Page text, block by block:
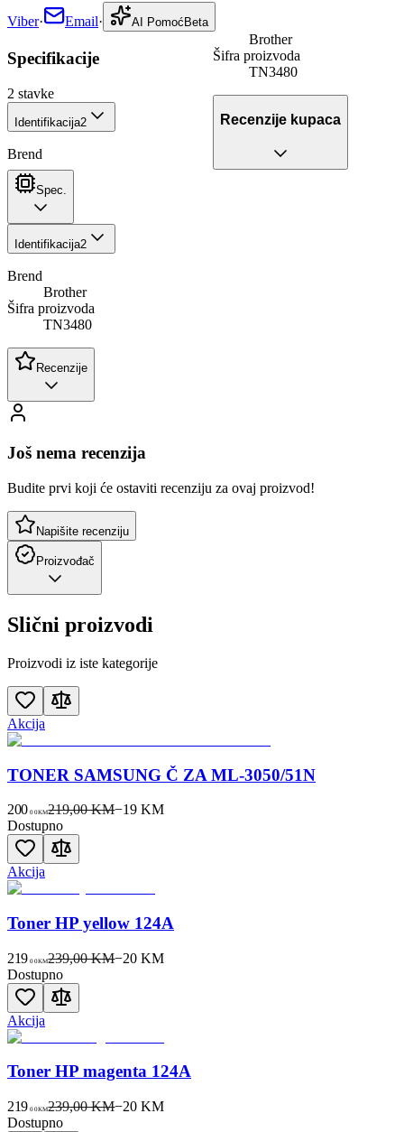
Viber· Email· AI Pomoć Beta
Specifikacije
2 stavke
Identifikacija2
Brend
Brother
Šifra proizvoda
TN3480
Recenzije kupaca
Spec.
Identifikacija2
Brend
Brother
Šifra proizvoda
TN3480
Recenzije
Još nema recenzija
Budite prvi koji će ostaviti recenziju za ovaj proizvod!
Napišite recenziju
Proizvođač
Slični proizvodi
Proizvodi iz iste kategorije
Akcija
TONER SAMSUNG Č ZA ML-3050/51N
200 00KM219,00 KM−19 KM
Dostupno
Akcija
Toner HP yellow 124A
219 00KM239,00 KM−20 KM
Dostupno
Akcija
Toner HP magenta 124A
219 00KM239,00 KM−20 KM
Dostupno